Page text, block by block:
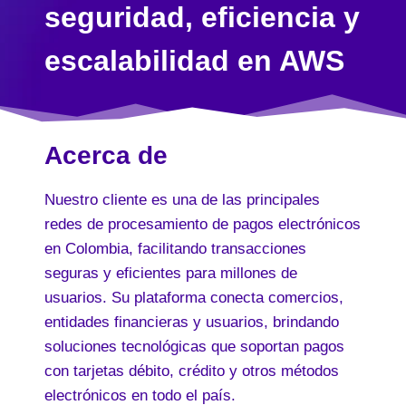
seguridad, eficiencia y
escalabilidad en AWS
Acerca de
Nuestro cliente es una de las principales
redes de procesamiento de pagos electrónicos
en Colombia, facilitando transacciones
seguras y eficientes para millones de
usuarios. Su plataforma conecta comercios,
entidades financieras y usuarios, brindando
soluciones tecnológicas que soportan pagos
con tarjetas débito, crédito y otros métodos
electrónicos en todo el país.